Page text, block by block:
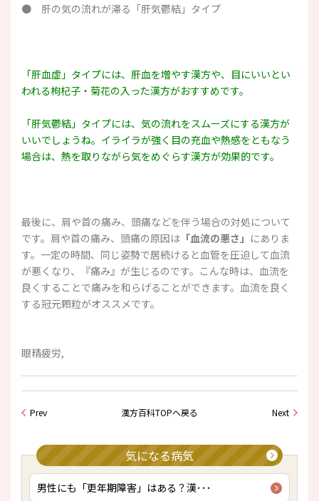
● 肝の気の流れが滞る「肝気鬱結」タイプ
「肝血虚」タイプには、肝血を増やす漢方や、目にいいとい
われる枸杞子・菊花の入った漢方がおすすめです。
「肝気鬱結」タイプには、気の流れをスムーズにする漢方が
いいでしょうね。イライラが強く目の充血や熱感をともなう
場合は、熱を取りながら気をめぐらす漢方が効果的です。
最後に、肩や首の痛み、頭痛などを伴う場合の対処について
です。肩や首の痛み、頭痛の原因は 「血流の悪さ」 にありま
す。一定の時間、同じ姿勢で居続けると血管を圧迫して血流
が悪くなり、『痛み』が生じるのです。こんな時は、血流を
良くすることで痛みを和らげることができます。血流を良く
する冠元顆粒がオススメです。
眼精疲労,
Prev 漢方百科TOPへ戻る Next
気になる病気
男性にも「更年期障害」はある？漢･･･